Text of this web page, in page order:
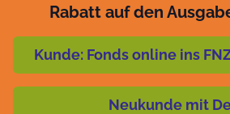
Rabatt auf den
Kunde: Fonds online ins
Neukunde mit